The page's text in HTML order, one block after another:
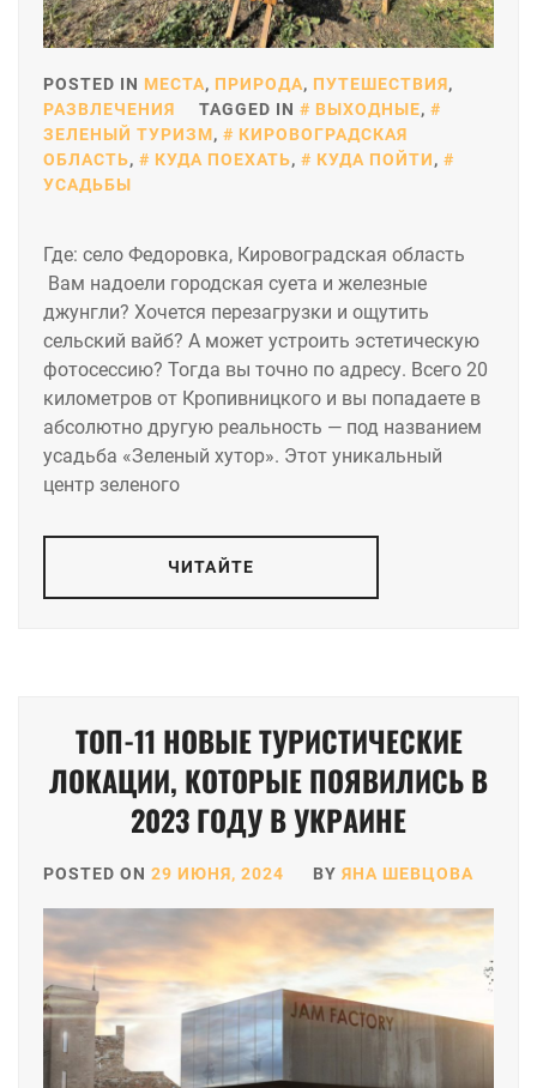
POSTED IN МЕСТА, ПРИРОДА, ПУТЕШЕСТВИЯ,
РАЗВЛЕЧЕНИЯ
TAGGED IN ВЫХОДНЫЕ,
ЗЕЛЕНЫЙ ТУРИЗМ,
КИРОВОГРАДСКАЯ
ОБЛАСТЬ, КУДА ПОЕХАТЬ, КУДА ПОЙТИ,
УСАДЬБЫ
Где: село Федоровка, Кировоградская область
Вам надоели городская суета и железные
джунгли? Хочется перезагрузки и ощутить
сельский вайб? А может устроить эстетическую
фотосессию? Тогда вы точно по адресу. Всего 20
километров от Кропивницкого и вы попадаете в
абсолютно другую реальность — под названием
усадьба «Зеленый хутор». Этот уникальный
центр зеленого
ЧИТАЙТЕ
ТОП-11 НОВЫЕ ТУРИСТИЧЕСКИЕ
ЛОКАЦИИ, КОТОРЫЕ ПОЯВИЛИСЬ В
2023 ГОДУ В УКРАИНЕ
POSTED ON 29 ИЮНЯ, 2024 BY ЯНА ШЕВЦОВА